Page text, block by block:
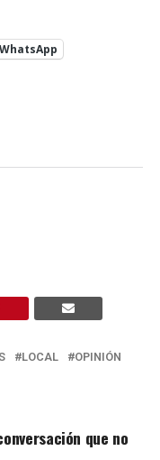
WhatsApp
LOCAL
OPINIÓN
que no